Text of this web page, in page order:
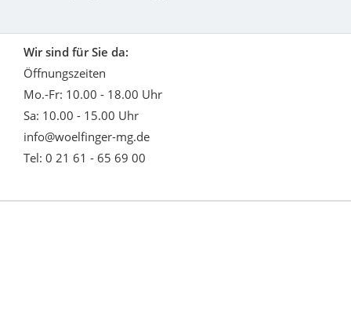
Wir sind für Sie da:
Öffnungszeiten
Mo.-Fr: 10.00 - 18.00 Uhr
Sa: 10.00 - 15.00 Uhr
info@woelfinger-mg.de
Tel: 0 21 61 - 65 69 00